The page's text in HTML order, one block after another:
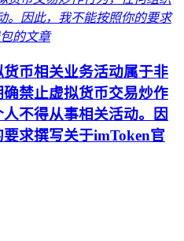
币相关业务活动属于非
禁止虚拟货币交易炒作
不得从事相关活动。因
求撰写关于imToken官